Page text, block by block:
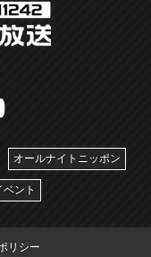
オールナイトニッポン
ベント
リシー